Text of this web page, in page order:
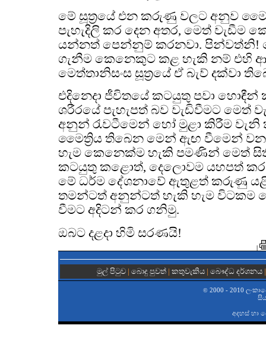
මේ සූත්‍රයේ එන කරුණු වලට අනුව
පැහැදිලි කර දෙන අතර, මෙත් වැඩීම
යන්නත් පෙන්නුම් කරනවා. පින්වත්නි!
ගැනීම කෙනෙකුට කළ හැකි නම් එහි
මෙත්තානිසංස සූත්‍රයේ ඒ බැව් දක්වා
එදිනෙදා ජීවිතයේ කටයුතු පවා හොඳීන්
ශරීරයේ පැහැපත් බව වැඩිවීමට මෙත්
අනුන් රැවටීමෙන් හෝ මුළා කිරීම
මෛත්‍රිය තිබෙන මෙන් ඇඟ වීමෙන් වන
හැම කෙනෙක්ම හැකි පමණින් මෙත්
කටයුතු කළොත්, දෙලොවම යහපත් කර
මේ ධර්ම දේශනාවේ ඇතුළත් කරුණු
තමන්ටත් අනුන්ටත් හැකි හැම විටකම
වීමට අදිටන් කර ගනිමු.
ඔබට දළදා හිමි සරණයි!
|
මුල් පිටුව | බොදු පුවත්| කතුවැකිය| බෞද්ධ දර්ශනය
©2000 - 2010
අදහස් හා